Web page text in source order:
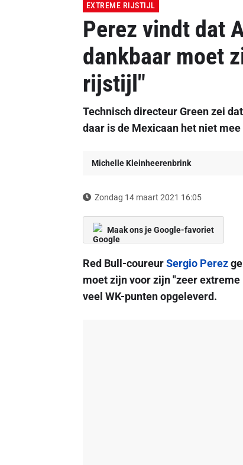
EXTREME RIJSTIJL
Perez vindt dat
dankbaar moet
rijstijl"
Technisch directeur Green zei
daar is de Mexicaan het niet mee
Michelle Kleinheerenbrink
Zondag 14 maart 2021 16:05
Maak ons je Google-favoriet
Red Bull-coureurSergio Perez
moet zijn voor zijn "zeer
veel WK-punten opgeleverd.